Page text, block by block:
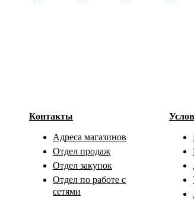
Контакты
Адреса магазинов
Отдел продаж
Отдел закупок
Отдел по работе с
сетями